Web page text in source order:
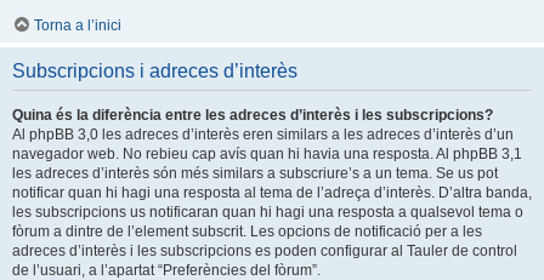
Torna a l’inici
Subscripcions i adreces d’interès
Quina és la diferència entre les adreces d’interès i les subscripcions?
Al phpBB 3,0 les adreces d’interès eren similars a les adreces d’interès d’un
navegador web. No rebieu cap avís quan hi havia una resposta. Al phpBB 3,1
les adreces d’interès són més similars a subscriure’s a un tema. Se us pot
notificar quan hi hagi una resposta al tema de l’adreça d’interès. D’altra banda,
les subscripcions us notificaran quan hi hagi una resposta a qualsevol tema o
fòrum a dintre de l’element subscrit. Les opcions de notificació per a les
adreces d’interès i les subscripcions es poden configurar al Tauler de control
de l’usuari, a l’apartat “Preferències del fòrum”.